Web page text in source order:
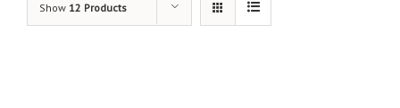
Show 12 Products